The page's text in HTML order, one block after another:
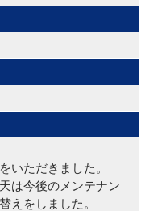
いただきました。
は今後のメンテナン
えをしました。